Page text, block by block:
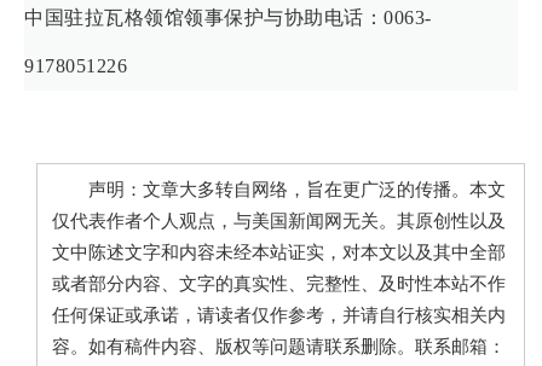
中国驻拉瓦格领馆领事保护与协助电话：0063-
9178051226
声明：文章大多转自网络，旨在更广泛的传播。本文
仅代表作者个人观点，与美国新闻网无关。其原创性以及
文中陈述文字和内容未经本站证实，对本文以及其中全部
或者部分内容、文字的真实性、完整性、及时性本站不作
任何保证或承诺，请读者仅作参考，并请自行核实相关内
容。如有稿件内容、版权等问题请联系删除。联系邮箱：